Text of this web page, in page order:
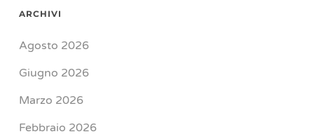
ARCHIVI
Agosto 2026
Giugno 2026
Marzo 2026
Febbraio 2026